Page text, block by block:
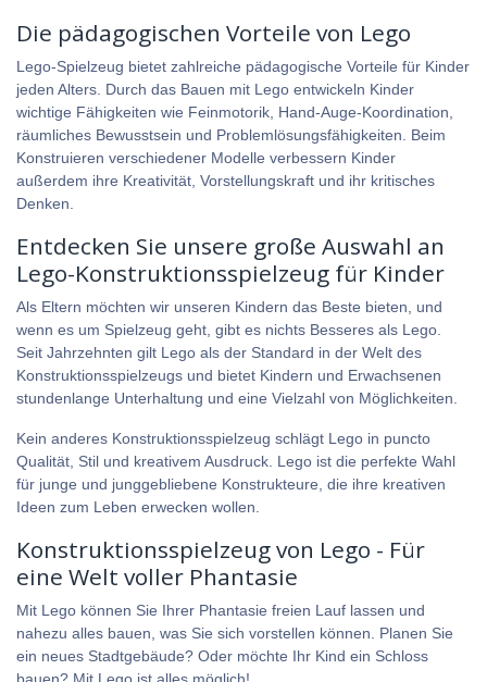
Die pädagogischen Vorteile von Lego
Lego-Spielzeug bietet zahlreiche pädagogische Vorteile für Kinder
jeden Alters. Durch das Bauen mit Lego entwickeln Kinder
wichtige Fähigkeiten wie Feinmotorik, Hand-Auge-Koordination,
räumliches Bewusstsein und Problemlösungsfähigkeiten. Beim
Konstruieren verschiedener Modelle verbessern Kinder
außerdem ihre Kreativität, Vorstellungskraft und ihr kritisches
Denken.
Entdecken Sie unsere große Auswahl an
Lego-Konstruktionsspielzeug für Kinder
Als Eltern möchten wir unseren Kindern das Beste bieten, und
wenn es um Spielzeug geht, gibt es nichts Besseres als Lego.
Seit Jahrzehnten gilt Lego als der Standard in der Welt des
Konstruktionsspielzeugs und bietet Kindern und Erwachsenen
stundenlange Unterhaltung und eine Vielzahl von Möglichkeiten.
Kein anderes Konstruktionsspielzeug schlägt Lego in puncto
Qualität, Stil und kreativem Ausdruck. Lego ist die perfekte Wahl
für junge und junggebliebene Konstrukteure, die ihre kreativen
Ideen zum Leben erwecken wollen.
Konstruktionsspielzeug von Lego - Für
eine Welt voller Phantasie
Mit Lego können Sie Ihrer Phantasie freien Lauf lassen und
nahezu alles bauen, was Sie sich vorstellen können. Planen Sie
ein neues Stadtgebäude? Oder möchte Ihr Kind ein Schloss